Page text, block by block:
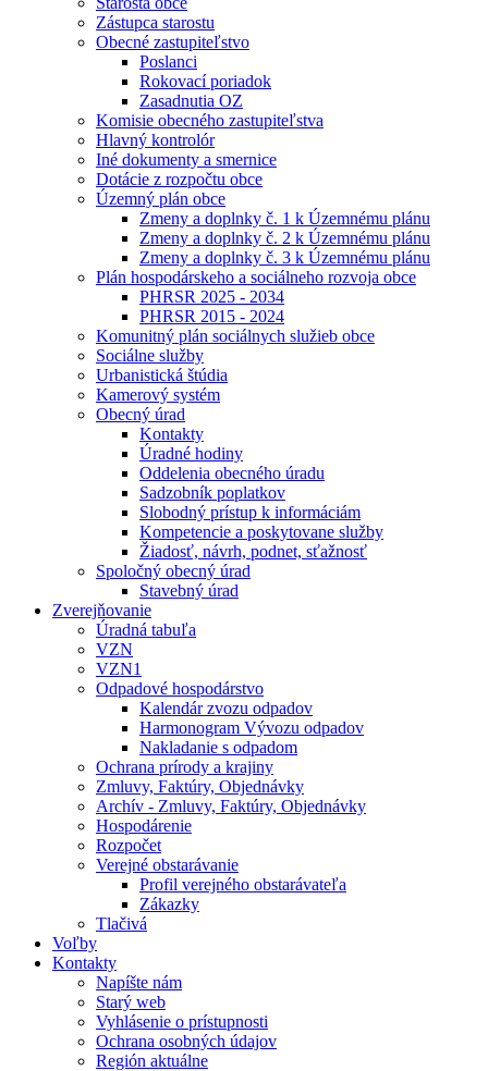
Zástupca starostu
Obecné zastupiteľstvo
Poslanci
Rokovací poriadok
Zasadnutia OZ
Komisie obecného zastupiteľstva
Hlavný kontrolór
Iné dokumenty a smernice
Dotácie z rozpočtu obce
Územný plán obce
Zmeny a doplnky č. 1 k Územnému plánu
Zmeny a doplnky č. 2 k Územnému plánu
Zmeny a doplnky č. 3 k Územnému plánu
Plán hospodárskeho a sociálneho rozvoja obce
PHRSR 2025 - 2034
PHRSR 2015 - 2024
Komunitný plán sociálnych služieb obce
Sociálne služby
Urbanistická štúdia
Kamerový systém
Obecný úrad
Kontakty
Úradné hodiny
Oddelenia obecného úradu
Sadzobník poplatkov
Slobodný prístup k informáciám
Kompetencie a poskytovane služby
Žiadosť, návrh, podnet, sťažnosť
Spoločný obecný úrad
Stavebný úrad
Zverejňovanie
Úradná tabuľa
VZN
VZN1
Odpadové hospodárstvo
Kalendár zvozu odpadov
Harmonogram Vývozu odpadov
Nakladanie s odpadom
Ochrana prírody a krajiny
Zmluvy, Faktúry, Objednávky
Archív - Zmluvy, Faktúry, Objednávky
Hospodárenie
Rozpočet
Verejné obstarávanie
Profil verejného obstarávateľa
Zákazky
Tlačivá
Voľby
Kontakty
Napíšte nám
Starý web
Vyhlásenie o prístupnosti
Ochrana osobných údajov
Región aktuálne